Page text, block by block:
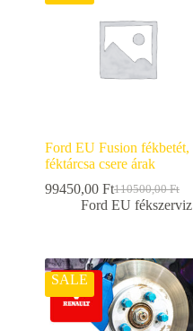
Ford EU Fusion fékbetét,
féktárcsa csere árak
110500,00Ft
99450,00 Ft
Ford EU fékszerviz
SALE